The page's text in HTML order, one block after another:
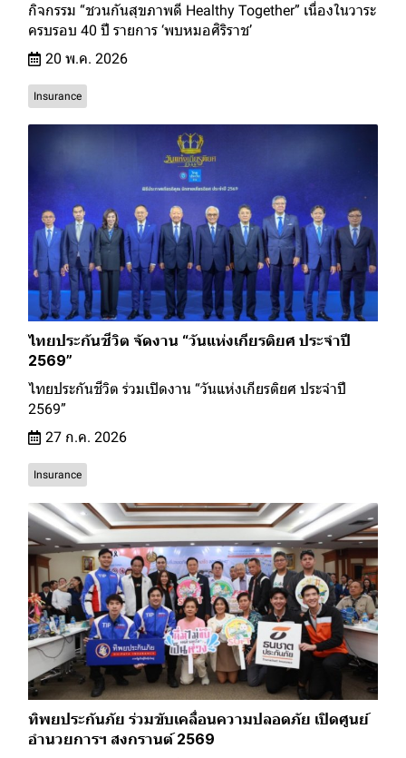
กิจกรรม “ชวนกันสุขภาพดี Healthy Together” เนื่องในวาระ
ครบรอบ 40 ปี รายการ ‘พบหมอศิริราช’
20 พ.ค. 2026
Insurance
ไทยประกันชีวิต จัดงาน “วันแห่งเกียรติยศ ประจำปี
2569”
ไทยประกันชีวิต ร่วมเปิดงาน “วันแห่งเกียรติยศ ประจำปี
2569”
27 ก.ค. 2026
Insurance
ทิพยประกันภัย ร่วมขับเคลื่อนความปลอดภัย เปิดศูนย์
อำนวยการฯ สงกรานต์ 2569